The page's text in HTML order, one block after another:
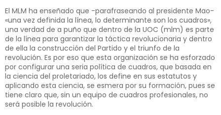
El MLM ha enseñado que -parafraseando al presidente Mao-
«una vez definida la línea, lo determinante son los cuadros»,
una verdad de a puño que dentro de la UOC (mlm) es parte
de la línea para garantizar la táctica revolucionaria y dentro
de ella la construcción del Partido y el triunfo de la
revolución. Es por eso que esta organización se ha esforzado
por configurar una seria política de cuadros, que basada en
la ciencia del proletariado, los define en sus estatutos y
aplicando esta ciencia, se esmera por su formación, pues se
tiene claro que, sin un equipo de cuadros profesionales, no
será posible la revolución.